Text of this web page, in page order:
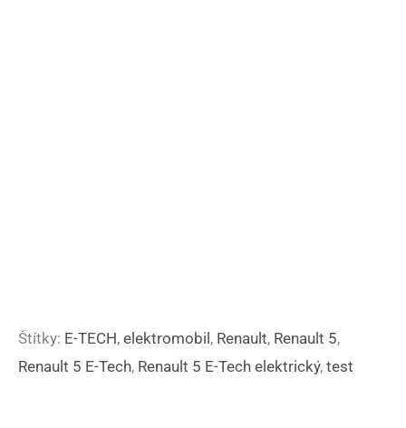
Štítky: E-TECH, elektromobil , Renault, Renault 5,
Renault 5 E-Tech, Renault 5 E-Tech elektrický, test